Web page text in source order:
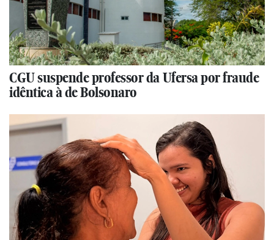
CGU suspende professor da Ufersa por fraude
idêntica à de Bolsonaro